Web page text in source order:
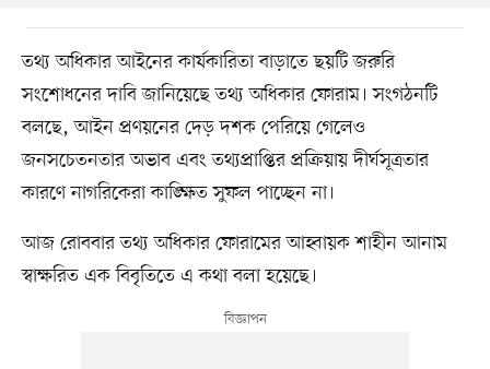
তথ্য অধিকার আইনের কার্যকারিতা বাড়াতে ছয়টি জরুরি
সংশোধনের দাবি জানিয়েছে তথ্য অধিকার ফোরাম। সংগঠনটি
বলছে, আইন প্রণয়নের দেড় দশক পেরিয়ে গেলেও
জনসচেতনতার অভাব এবং তথ্যপ্রাপ্তির প্রক্রিয়ায় দীর্ঘসূত্রতার
কারণে নাগরিকেরা কাঙ্ক্ষিত সুফল পাচ্ছেন না।
আজ রোববার তথ্য অধিকার ফোরামের আহ্বায়ক শাহীন আনাম
স্বাক্ষরিত এক বিবৃতিতে এ কথা বলা হয়েছে।